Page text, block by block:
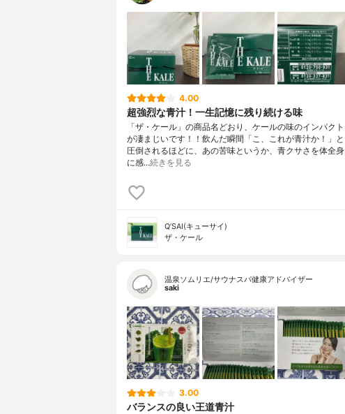
4.00
超強烈な青汁！一生記憶に残り続ける味
「ザ・ケール」の商品名どおり、ケールの味のインパクト
が凄まじいです！！飲んだ瞬間「こ、これが青汁か！」と
圧倒されるほどに、あの苦味というか、青クサさを体全身
に感…続きを見る
Q’SAI(キューサイ)
ザ・ケール
温泉ソムリエ/サウナスパ健康アドバイザー
saki
3.00
バランスの良い王道青汁